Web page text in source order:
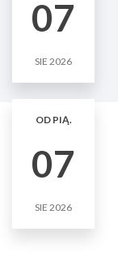
07
SIE 2026
OD PIĄ.
07
SIE 2026